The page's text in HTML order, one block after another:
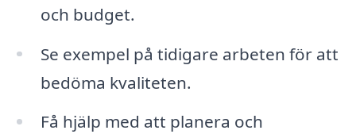
och budget.
Se exempel på tidigare arbeten för att
bedöma kvaliteten.
Få hjälp med att planera och